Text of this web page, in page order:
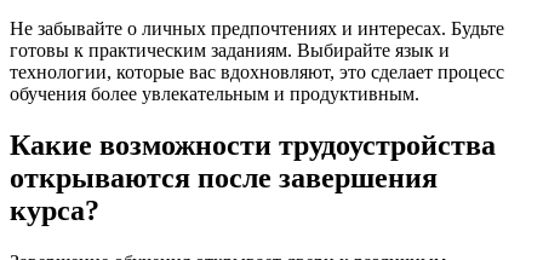
Не забывайте о личных предпочтениях и интересах. Будьте
готовы к практическим заданиям. Выбирайте язык и
технологии, которые вас вдохновляют, это сделает процесс
обучения более увлекательным и продуктивным.
Какие возможности трудоустройства
открываются после завершения
курса?